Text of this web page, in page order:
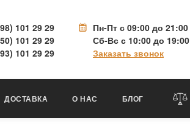
101 29 29
101 29 29
101 29 29
Пн-Пт с 09:00 до 21:00
Сб-Вс с 10:00 до 19:00
Заказать звонок
ДОСТАВКА О НАС БЛОГ